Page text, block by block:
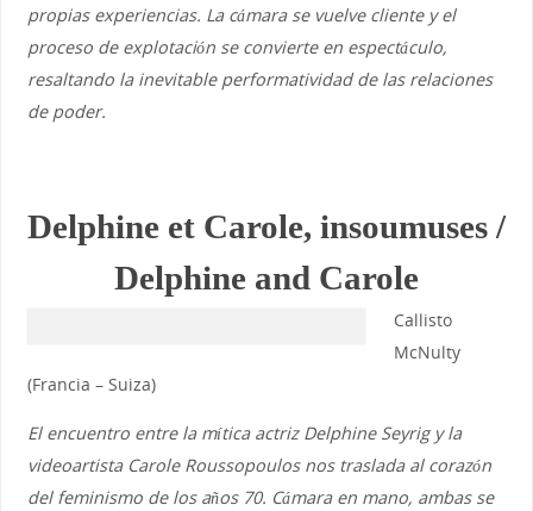
propias experiencias. La cámara se vuelve cliente y el
proceso de explotación se convierte en espectáculo,
resaltando la inevitable performatividad de las relaciones
de poder.
Delphine et Carole, insoumuses /
Delphine and Carole
Callisto
McNulty
(Francia – Suiza)
El encuentro entre la mítica actriz Delphine Seyrig y la
videoartista Carole Roussopoulos nos traslada al corazón
del feminismo de los años 70. Cámara en mano, ambas se